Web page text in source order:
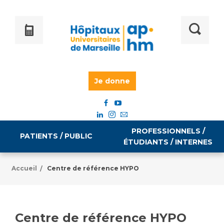
Je donne
PATIENTS / PUBLIC
PROFESSIONNELS /
ÉTUDIANTS / INTERNES
Emploi / formation
Accueil / Centre de référence HYPO
Centre de référence HYPO